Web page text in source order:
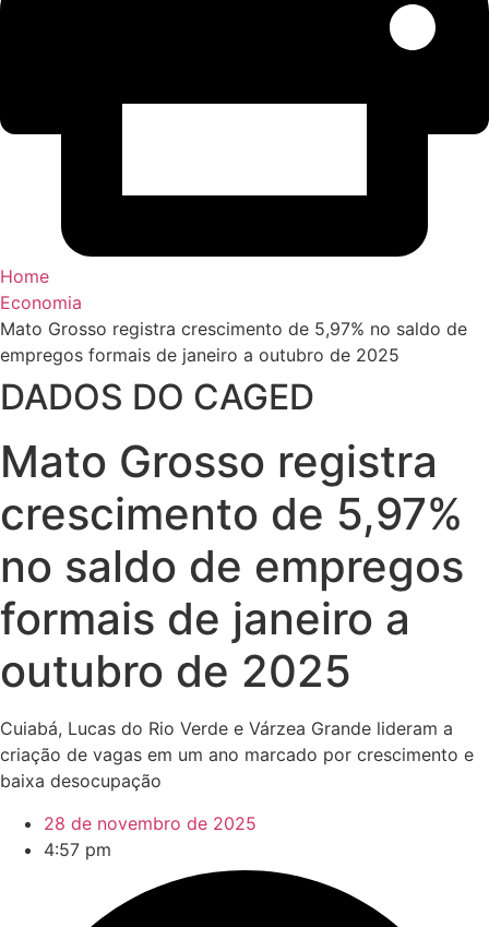
Home
Economia
Mato Grosso registra crescimento de 5,97% no saldo de
empregos formais de janeiro a outubro de 2025
DADOS DO CAGED
Mato Grosso registra
crescimento de 5,97%
no saldo de empregos
formais de janeiro a
outubro de 2025
Cuiabá, Lucas do Rio Verde e Várzea Grande lideram a
criação de vagas em um ano marcado por crescimento e
baixa desocupação
28 de novembro de 2025
4:57 pm